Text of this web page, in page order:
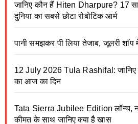
जानिए कौन हैं Hiten Dharpure? 17
दुनिया का सबसे छोटा रोबोटिक आर्म
पानी समझकर पी लिया तेजाब, जूलरी शॉप
12 July 2026 Tula Rashifal: जानिए
का आज का दिन
Tata Sierra Jubilee Edition लॉन्च,
कीमत के साथ जानिए क्या है खास